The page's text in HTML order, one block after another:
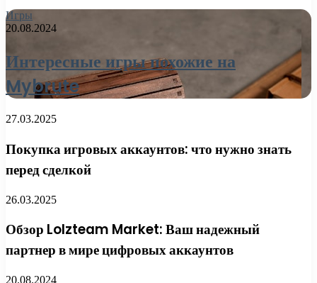
Игры
20.08.2024
Интересные игры похожие на
Mybrute
27.03.2025
Покупка игровых аккаунтов: что нужно знать
перед сделкой
26.03.2025
Обзор Lolzteam Market: Ваш надежный
партнер в мире цифровых аккаунтов
20.08.2024